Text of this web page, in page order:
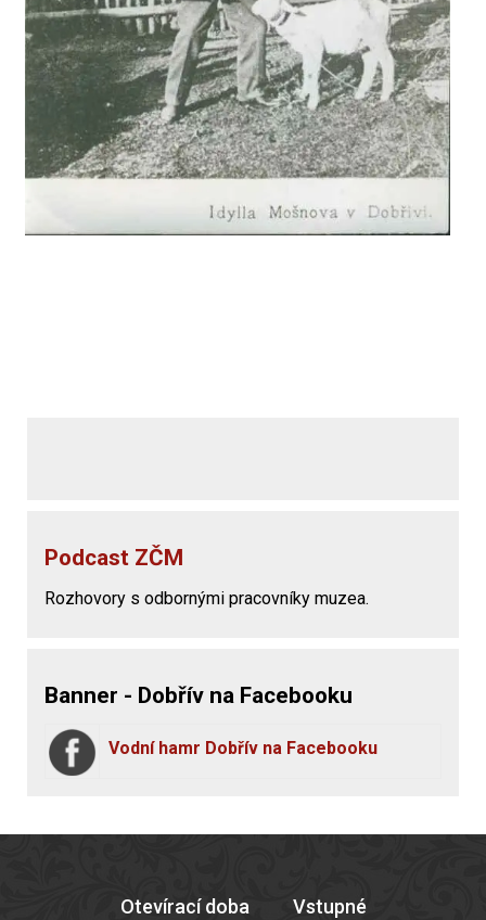
Podcast ZČM
Rozhovory s odbornými pracovníky muzea.
Banner - Dobřív na Facebooku
Vodní hamr Dobřív na Facebooku
Otevírací doba
Vstupné